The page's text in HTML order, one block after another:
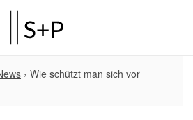
› Wie schützt man sich vor